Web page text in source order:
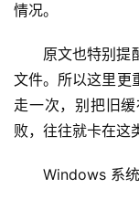
情况。
原文也特别提
文件。所以这里更
走一次，别把旧
败，往往就卡在这
Windows 系